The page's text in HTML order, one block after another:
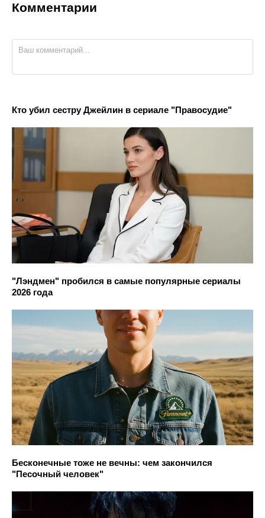
Комментарии
Кто убил сестру Джейлин в сериале "Правосудие"
"Лэндмен" пробился в самые популярные сериалы
2026 года
Бесконечные тоже не вечны: чем закончился
"Песочный человек"